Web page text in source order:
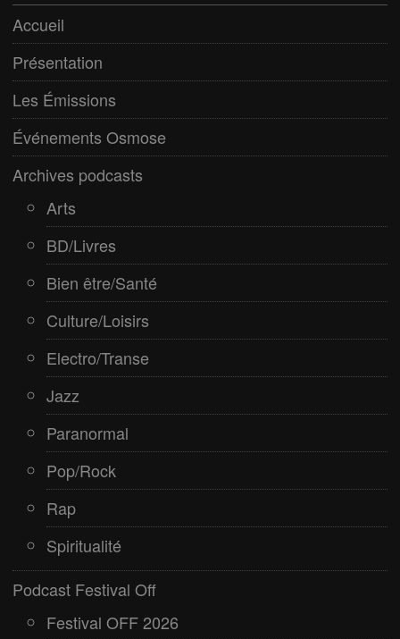
Culture/Loisirs
Electro/Transe
Paranormal
Pop/Rock
Rap
Spiritualité
Accueil
Présentation
Les Émissions
Événements Osmose
Archives podcasts
Arts
BD/Livres
Bien être/Santé
Culture/Loisirs
Electro/Transe
Jazz
Paranormal
Pop/Rock
Rap
Spiritualité
Podcast Festival Off
Festival OFF 2026